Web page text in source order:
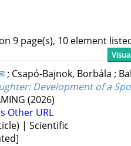
9 page(s), 10 element
; Csapó-Bajnok, Borbála ;
Development of a
(2026)
Other URL
| Scientific